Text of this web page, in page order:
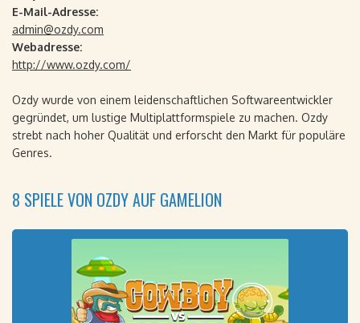
E-Mail-Adresse:
admin@ozdy.com
Webadresse:
http://www.ozdy.com/
Ozdy wurde von einem leidenschaftlichen Softwareentwickler
gegründet, um lustige Multiplattformspiele zu machen. Ozdy
strebt nach hoher Qualität und erforscht den Markt für populäre
Genres.
8 SPIELE VON OZDY AUF GAMELION